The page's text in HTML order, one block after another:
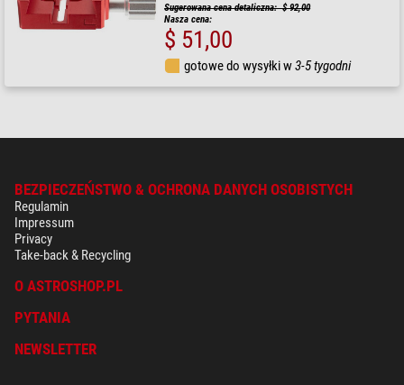
Sugerowana cena detaliczna: $ 92,00
Nasza cena:
$ 51,00
gotowe do wysyłki w3-5 tygodni
BEZPIECZEŃSTWO & OCHRONA DANYCH OSOBISTYCH
Regulamin
Impressum
Privacy
Take-back & Recycling
O ASTROSHOP.PL
PYTANIA
NEWSLETTER